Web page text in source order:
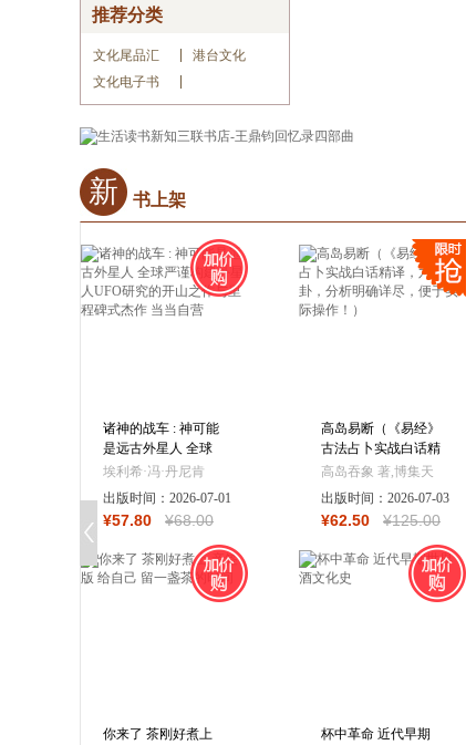
推荐分类
文化尾品汇
港台文化
文化电子书
新 书上架
诸神的战车 : 神可能
是远古外星人 全球
严谨构建外星人UFO
研究的开山之作与里
程碑式杰作 当当自
营
埃利希·冯·丹尼肯
出版时间： 2026-07-01
¥57.80 ¥68.00
高岛易断（《易经》
古法占卜实战白话精
译，六十四卦，分析
明确详尽，便于实际
操作！）
高岛吞象 著,博集天
卷 出品
出版时间： 2026-07-03
¥62.50 ¥125.00
你来了 茶刚好煮上
杯中革命 近代早期